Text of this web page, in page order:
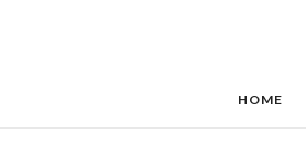
HOME